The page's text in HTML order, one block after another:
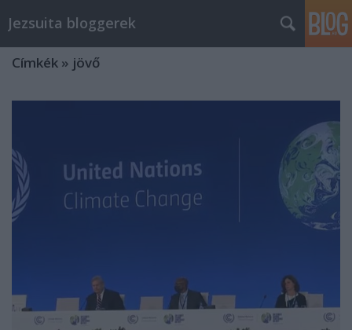
Jezsuita bloggerek
Címkék » jövő